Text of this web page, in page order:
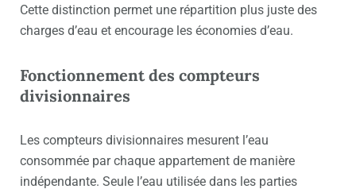
Cette distinction permet une répartition plus juste des
charges d’eau et encourage les économies d’eau.
Fonctionnement des compteurs
divisionnaires
Les compteurs divisionnaires mesurent l’eau
consommée par chaque appartement de manière
indépendante. Seule l’eau utilisée dans les parties